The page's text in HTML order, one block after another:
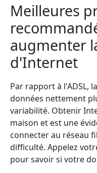
Meilleures
augmenter
d'Internet
Par rapport à l'ADSL,
données nettement
variabilité. Obtenir
maison et est une
connecter au réseau
difficulté. Appelez
pour savoir si votre